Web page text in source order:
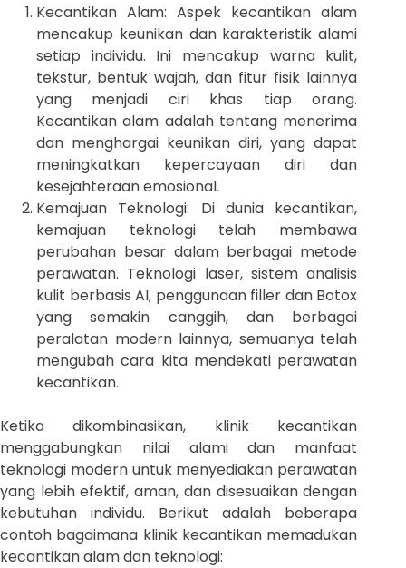
Kecantikan Alam: Aspek kecantikan alam
mencakup keunikan dan karakteristik alami
setiap individu. Ini mencakup warna kulit,
tekstur, bentuk wajah, dan fitur fisik lainnya
yang menjadi ciri khas tiap orang.
Kecantikan alam adalah tentang menerima
dan menghargai keunikan diri, yang dapat
meningkatkan kepercayaan diri dan
kesejahteraan emosional.
Kemajuan Teknologi: Di dunia kecantikan,
kemajuan teknologi telah membawa
perubahan besar dalam berbagai metode
perawatan. Teknologi laser, sistem analisis
kulit berbasis AI, penggunaan filler dan Botox
yang semakin canggih, dan berbagai
peralatan modern lainnya, semuanya telah
mengubah cara kita mendekati perawatan
kecantikan.
Ketika dikombinasikan, klinik kecantikan
menggabungkan nilai alami dan manfaat
teknologi modern untuk menyediakan perawatan
yang lebih efektif, aman, dan disesuaikan dengan
kebutuhan individu. Berikut adalah beberapa
contoh bagaimana klinik kecantikan memadukan
kecantikan alam dan teknologi: